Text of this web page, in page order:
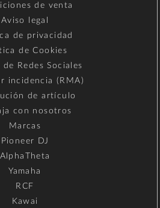
de venta
Aviso legal
de privacidad
de Cookies
Redes Sociales
incidencia (RMA)
de artículo
con nosotros
Marcas
Pioneer DJ
AlphaTheta
Yamaha
RCF
Kawai